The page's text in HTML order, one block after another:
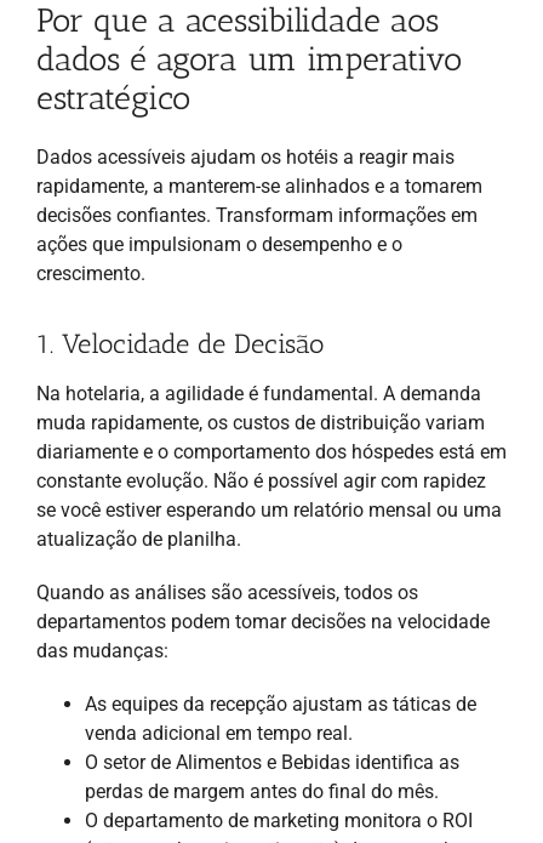
Por que a acessibilidade aos
dados é agora um imperativo
estratégico
Dados acessíveis ajudam os hotéis a reagir mais
rapidamente, a manterem-se alinhados e a tomarem
decisões confiantes. Transformam informações em
ações que impulsionam o desempenho e o
crescimento.
1. Velocidade de Decisão
Na hotelaria, a agilidade é fundamental. A demanda
muda rapidamente, os custos de distribuição variam
diariamente e o comportamento dos hóspedes está em
constante evolução. Não é possível agir com rapidez
se você estiver esperando um relatório mensal ou uma
atualização de planilha.
Quando as análises são acessíveis, todos os
departamentos podem tomar decisões na velocidade
das mudanças:
As equipes da recepção ajustam as táticas de
venda adicional em tempo real.
O setor de Alimentos e Bebidas identifica as
perdas de margem antes do final do mês.
O departamento de marketing monitora o ROI